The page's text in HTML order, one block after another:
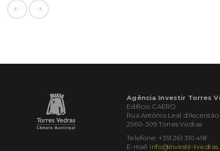
Agência Investir Torres
Edifício CAERO
Rua António Leal d'Ascensão
2560-309 Torres Vedras
Telefone: +351 261 310 418
E-mail: info@investir-